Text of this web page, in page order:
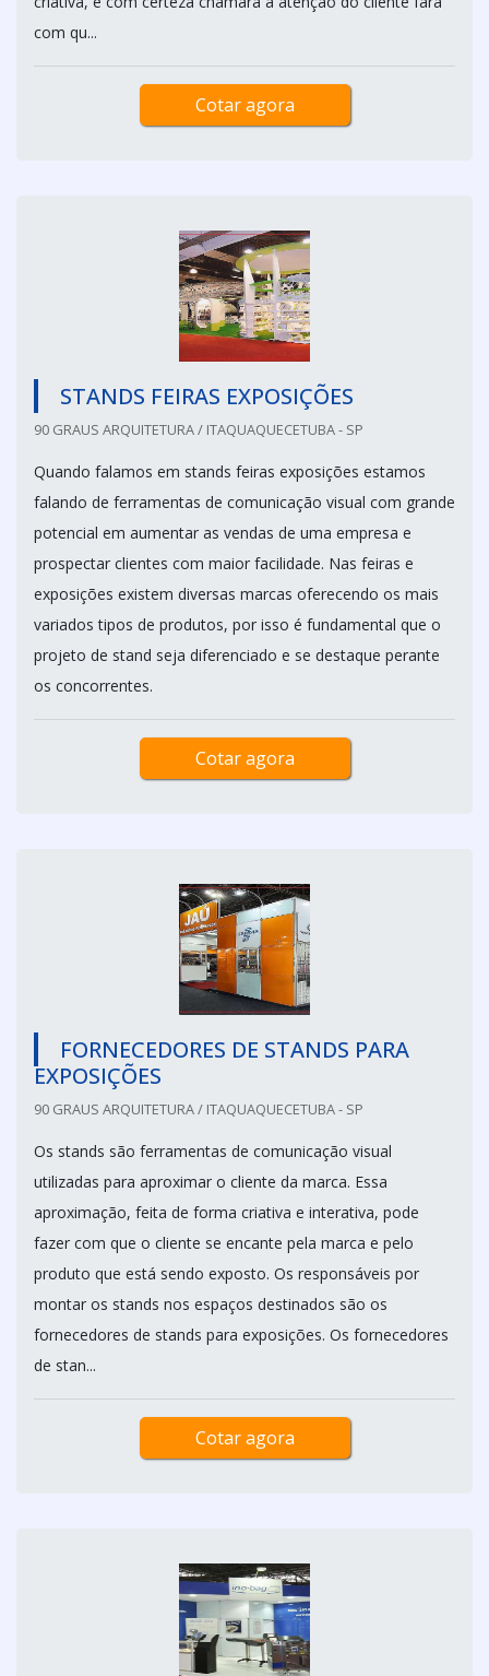
com qu...
Cotar agora
STANDS FEIRAS EXPOSIÇÕES
90 GRAUS ARQUITETURA / ITAQUAQUECETUBA - SP
Quando falamos em stands feiras exposições estamos
falando de ferramentas de comunicação visual com grande
potencial em aumentar as vendas de uma empresa e
prospectar clientes com maior facilidade. Nas feiras e
exposições existem diversas marcas oferecendo os mais
variados tipos de produtos, por isso é fundamental que o
projeto de stand seja diferenciado e se destaque perante
os concorrentes.
Cotar agora
FORNECEDORES DE STANDS PARA
EXPOSIÇÕES
90 GRAUS ARQUITETURA / ITAQUAQUECETUBA - SP
Os stands são ferramentas de comunicação visual
utilizadas para aproximar o cliente da marca. Essa
aproximação, feita de forma criativa e interativa, pode
fazer com que o cliente se encante pela marca e pelo
produto que está sendo exposto. Os responsáveis por
montar os stands nos espaços destinados são os
fornecedores de stands para exposições. Os fornecedores
de stan...
Cotar agora